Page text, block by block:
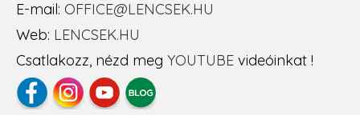
E-mail: OFFICE@LENCSEK.HU
Web: LENCSEK.HU
Csatlakozz, nézd meg YOUTUBE videóinkat !